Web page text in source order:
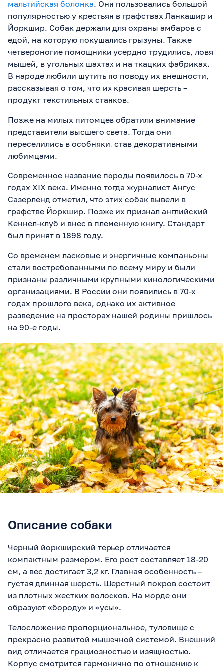
мальтийская болонка. Они пользовались большой
популярностью у крестьян в графствах Ланкашир и
Йоркшир. Собак держали для охраны амбаров с
едой, на которую покушались грызуны. Также
четвероногие помощники усердно трудились, ловя
мышей, в угольных шахтах и на ткацких фабриках.
В народе любили шутить по поводу их внешности,
рассказывая о том, что их красивая шерсть –
продукт текстильных станков.
Позже на милых питомцев обратили внимание
представители высшего света. Тогда они
переселились в особняки, став декоративными
любимцами.
Современное название породы появилось в 70-х
годах XIX века. Именно тогда журналист Ангус
Сазерленд отметил, что этих собак вывели в
графстве Йоркшир. Позже их признал английский
Кеннел-клуб и внес в племенную книгу. Стандарт
был принят в 1898 году.
Со временем ласковые и энергичные компаньоны
стали востребованными по всему миру и были
признаны различными крупными кинологическими
организациями. В России они появились в 70-х
годах прошлого века, однако их активное
разведение на просторах нашей родины пришлось
на 90-е годы.
Описание собаки
Черный йоркширский терьер отличается
компактным размером. Его рост составляет 18-20
см, а вес достигает 3,2 кг. Главная особенность –
густая длинная шерсть. Шерстный покров состоит
из плотных жестких волосков. На морде они
образуют «бороду» и «усы».
Телосложение пропорциональное, туловище с
прекрасно развитой мышечной системой. Внешний
вид отличается грациозностью и изящностью.
Корпус смотрится гармонично по отношению к